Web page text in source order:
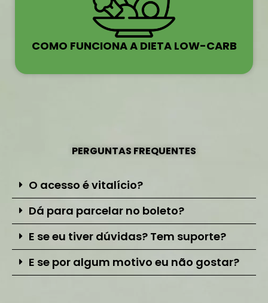
COMO FUNCIONA A DIETA LOW-CARB
PERGUNTAS FREQUENTES
O acesso é vitalício?
Dá para parcelar no boleto?
E se eu tiver dúvidas? Tem suporte?
E se por algum motivo eu não gostar?